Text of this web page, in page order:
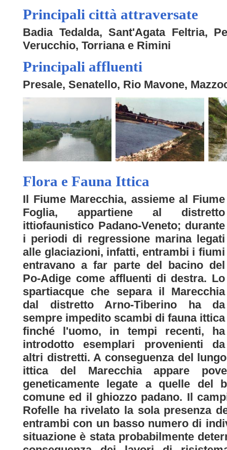
Principali città attraversate
Badia Tedalda, Sant'Agata Feltria,
Verucchio, Torriana e Rimini
Principali affluenti
Presale, Senatello, Rio Mavone,
Flora e Fauna Ittica
Il Fiume Marecchia, assieme al Fiume
Foglia, appartiene al distretto
ittiofaunistico Padano-Veneto; durante
i periodi di regressione marina legati
alle glaciazioni, infatti, entrambi i fiumi
entravano a far parte del bacino del
Po-Adige come affluenti di destra. Lo
spartiacque che separa il Marecchia
dal distretto Arno-Tiberino ha da
sempre impedito scambi di fauna ittica
finché l'uomo, in tempi recenti, ha
introdotto esemplari provenienti da
altri distretti. A conseguenza del
ittica del Marecchia appare
geneticamente legate a quelle del
comune ed il ghiozzo padano. Il
Rofelle ha rivelato la sola presenza
entrambi con un basso numero di
situazione è stata probabilmente